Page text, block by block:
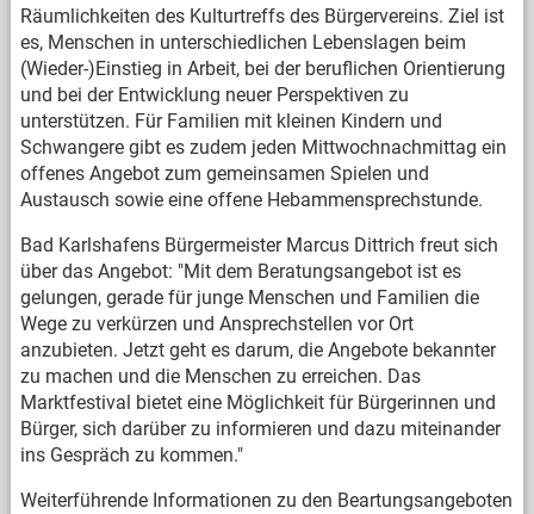
Räumlichkeiten des Kulturtreffs des Bürgervereins. Ziel ist
es, Menschen in unterschiedlichen Lebenslagen beim
(Wieder-)Einstieg in Arbeit, bei der beruflichen Orientierung
und bei der Entwicklung neuer Perspektiven zu
unterstützen. Für Familien mit kleinen Kindern und
Schwangere gibt es zudem jeden Mittwochnachmittag ein
offenes Angebot zum gemeinsamen Spielen und
Austausch sowie eine offene Hebammensprechstunde.
Bad Karlshafens Bürgermeister Marcus Dittrich freut sich
über das Angebot: "Mit dem Beratungsangebot ist es
gelungen, gerade für junge Menschen und Familien die
Wege zu verkürzen und Ansprechstellen vor Ort
anzubieten. Jetzt geht es darum, die Angebote bekannter
zu machen und die Menschen zu erreichen. Das
Marktfestival bietet eine Möglichkeit für Bürgerinnen und
Bürger, sich darüber zu informieren und dazu miteinander
ins Gespräch zu kommen."
Weiterführende Informationen zu den Beartungsangeboten